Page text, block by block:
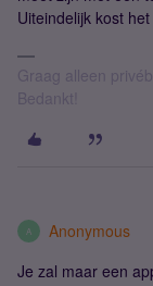
Uiteindelijk kost
Graag alleen
Bedankt!
A Anonymous
Je zal maar een